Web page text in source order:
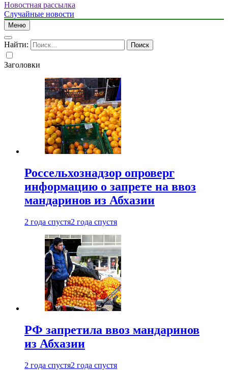
Новостная рассылка
Случайные новости
Меню
Найти:
Заголовки
Россельхознадзор опроверг
информацию о запрете на ввоз
мандаринов из Абхазии
2 года спустя2 года спустя
РФ запретила ввоз мандаринов
из Абхазии
2 года спустя2 года спустя